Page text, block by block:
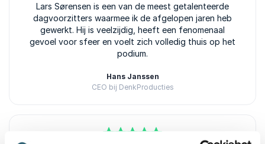
van5
Lars Sørensen is een van de meest getalenteerde
dagvoorzitters waarmee ik de afgelopen jaren heb
gewerkt. Hij is veelzijdig, heeft een fenomenaal
gevoel voor sfeer en voelt zich volledig thuis op het
podium.
Hans Janssen
CEO bij DenkProducties